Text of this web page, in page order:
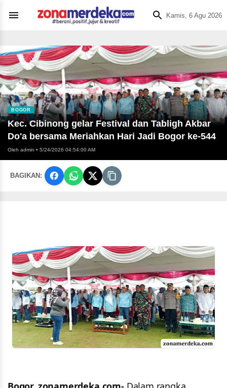
Kamis, 6 Agu 2026
BOGOR
Kec. Cibinong gelar Festival dan Tabligh Akbar
Do'a bersama Meriahkan Hari Jadi Bogor ke-544
Oleh admin • 5/24/2026 04:54:00 AM
BAGIKAN: